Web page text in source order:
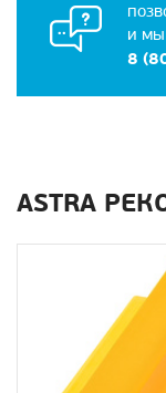
и мы
8
ASTRA